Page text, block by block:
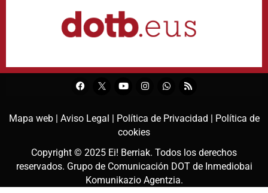
Mapa web | Aviso Legal | Política de Privacidad | Política de
cookies
Copyright © 2025 Ei! Berriak. Todos los derechos
reservados. Grupo de Comunicación DOT de Inmediobai
Komunikazio Agentzia.